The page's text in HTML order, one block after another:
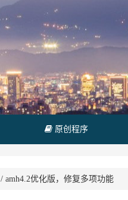
原创程序
/ amh4.2优化版，修复多项功能